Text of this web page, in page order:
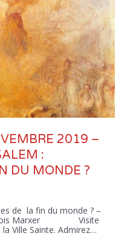
2019 –
:
DU MONDE ?
de la fin du monde ? –
Marxer Visite
Ville Sainte. Admirez…